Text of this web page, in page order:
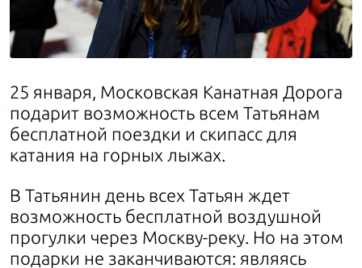
25 января, Московская Канатная Дорога
подарит возможность всем Татьянам
бесплатной поездки и скипасс для
катания на горных лыжах.
В Татьянин день всех Татьян ждет
возможность бесплатной воздушной
прогулки через Москву-реку. Но на этом
подарки не заканчиваются: являясь